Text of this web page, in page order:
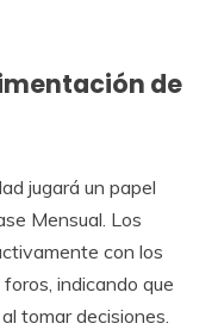
de
jugará un papel
Mensual. Los
con los
indicando que
tomar decisiones.